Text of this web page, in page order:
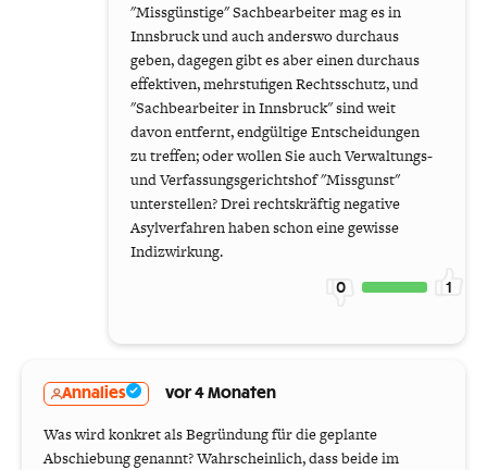
"Missgünstige" Sachbearbeiter mag es in
Innsbruck und auch anderswo durchaus
geben, dagegen gibt es aber einen durchaus
effektiven, mehrstufigen Rechtsschutz, und
"Sachbearbeiter in Innsbruck" sind weit
davon entfernt, endgültige Entscheidungen
zu treffen; oder wollen Sie auch Verwaltungs-
und Verfassungsgerichtshof "Missgunst"
unterstellen? Drei rechtskräftig negative
Asylverfahren haben schon eine gewisse
Indizwirkung.
0 1
Annalies vor 4 Monaten
Was wird konkret als Begründung für die geplante
Abschiebung genannt? Wahrscheinlich, dass beide im